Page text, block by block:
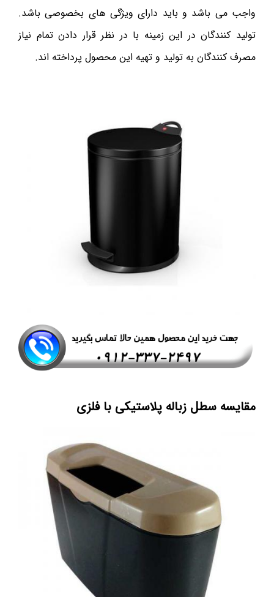
واجب می باشد و باید دارای ویژگی های بخصوصی باشد.
تولید کنندگان در این زمینه با در نظر قرار دادن تمام نیاز
مصرف کنندگان به تولید و تهیه این محصول پرداخته اند.
مقایسه سطل زباله پلاستیکی با فلزی